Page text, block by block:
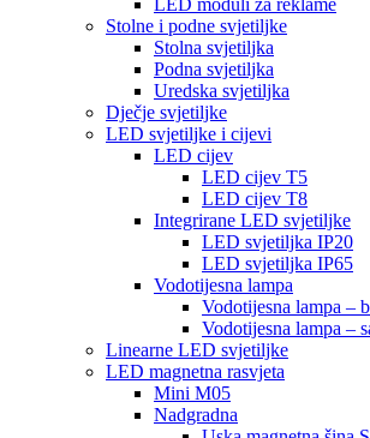
LED moduli za reklame
Stolne i podne svjetiljke
Stolna svjetiljka
Podna svjetiljka
Uredska svjetiljka
Dječje svjetiljke
LED svjetiljke i cijevi
LED cijev
LED cijev T5
LED cijev T8
Integrirane LED svjetiljke
LED svjetiljka IP20
LED svjetiljka IP65
Vodotijesna lampa
Vodotijesna lampa –
Vodotijesna lampa –
Linearne LED svjetiljke
LED magnetna rasvjeta
Mini M05
Nadgradna